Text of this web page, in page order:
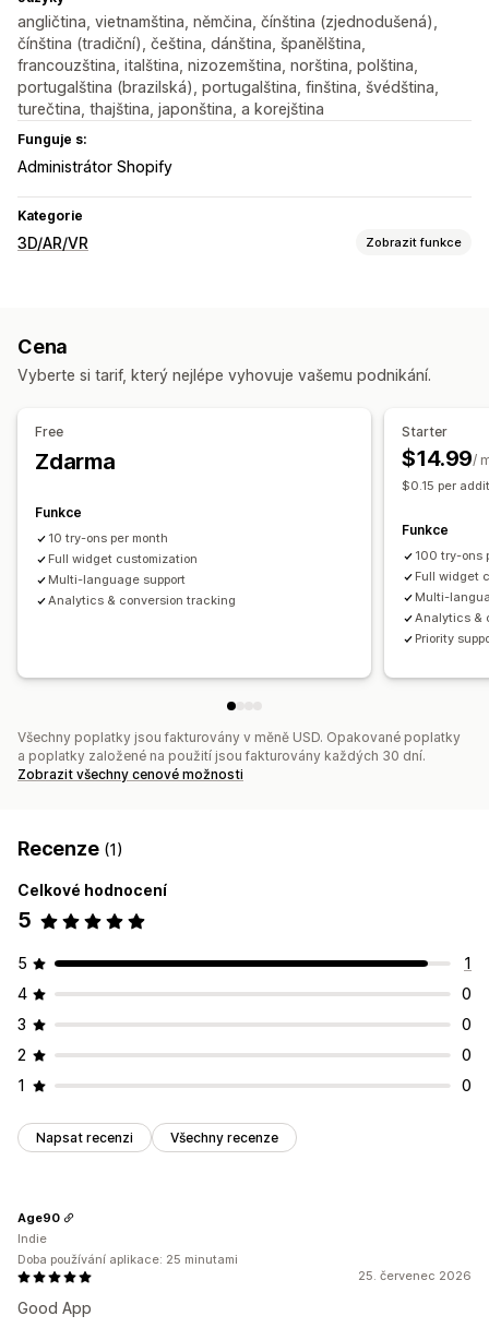
angličtina, vietnamština, němčina, čínština (zjednodušená),
čínština (tradiční), čeština, dánština, španělština,
francouzština, italština, nizozemština, norština, polština,
portugalština (brazilská), portugalština, finština, švédština,
turečtina, thajština, japonština, a korejština
Funguje s:
Administrátor Shopify
Kategorie
3D/AR/VR Zobrazit funkce
Využívající umělou inteligenci
Cena
Vyberte si tarif, který nejlépe vyhovuje vašemu podnikání.
Free
Zdarma
Funkce
10 try-ons per month
Full widget customization
Multi-language support
Analytics & conversion tracking
Starter
$14.99/
$0.15 per
Funkce
100 try-ons
Full widget
Multi-
Analytics &
Priority
Všechny poplatky jsou fakturovány v měně USD. Opakované poplatky
a poplatky založené na použití jsou fakturovány každých 30 dní.
Zobrazit všechny cenové možnosti
Recenze (1)
Celkové hodnocení
5
5
1
4
0
3
0
2
0
1
0
Napsat recenzi Všechny recenze
25. červenec 2026
Good App
Age90
Indie
Doba používání aplikace: 25 minutami